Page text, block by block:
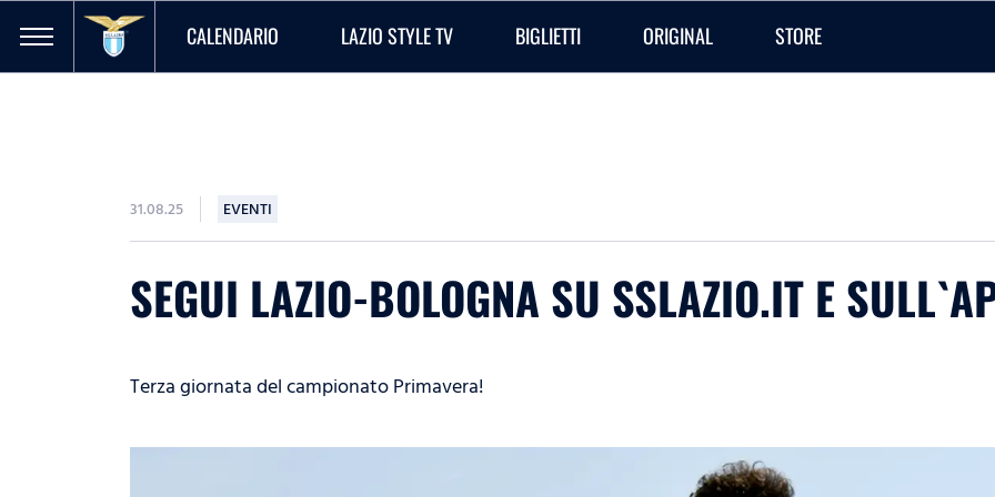
CALENDARIO LAZIO STYLE TV BIGLIETTI ORIGINAL STORE
31.08.25 EVENTI
SEGUI LAZIO-BOLOGNA SU SSLAZIO.IT E
Terza giornata del campionato Primavera!